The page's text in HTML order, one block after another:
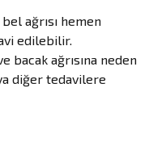
ağrısı hemen
edilebilir.
bacak ağrısına neden
diğer tedavilere